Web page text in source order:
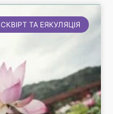
СКВІРТ ТА ЕЯКУЛЯЦІЯ